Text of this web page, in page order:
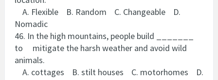
A. Flexible B. Random C. Changeable D.
Nomadic
46. In the high mountains, people build _______
to mitigate the harsh weather and avoid wild
animals.
A. cottages B. stilt houses C. motorhomes D.